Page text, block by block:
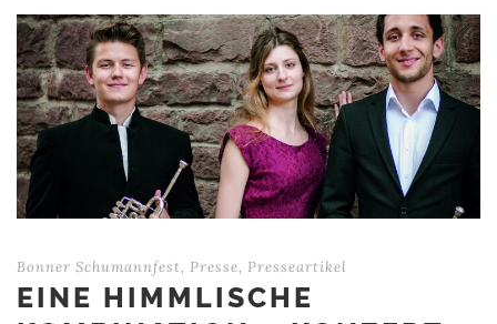
Bonner Schumannfest, Presse, Presseartikel
EINE HIMMLISCHE